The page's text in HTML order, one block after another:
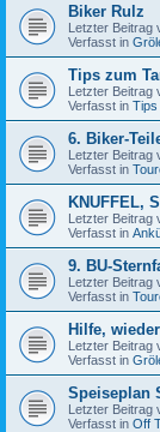
Biker Rulz
Letzter Beitrag
Verfasst in
Tips zum
Letzter Beitrag
Verfasst in Tips
6. Biker-
Letzter Beitrag
Verfasst in
KNUFFEL,
Letzter Beitrag
Verfasst in
9. BU-
Letzter Beitrag
Verfasst in
Hilfe,
Letzter Beitrag
Verfasst in
Speiseplan
Letzter Beitrag
Verfasst in Off